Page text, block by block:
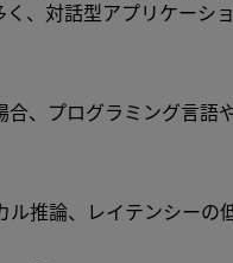
、対話型アプリケーシ
、プログラミング言語
推論、レイテンシーの